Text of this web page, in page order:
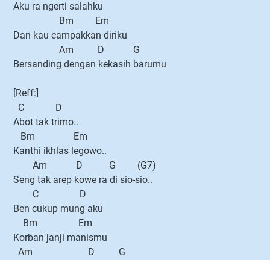
Aku ra ngerti salahku
Bm Em
Dan kau campakkan diriku
Am D G
Bersanding dengan kekasih barumu
[Reff:]
C D
Abot tak trimo..
Bm Em
Kanthi ikhlas legowo..
Am D G (G7)
Seng tak arep kowe ra di sio-sio..
C D
Ben cukup mung aku
Bm Em
Korban janji manismu
Am D G